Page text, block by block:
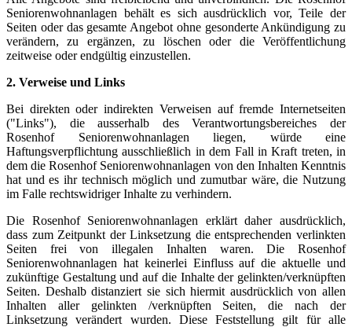
Seniorenwohnanlagen behält es sich ausdrücklich vor, Teile der
Seiten oder das gesamte Angebot ohne gesonderte Ankündigung zu
verändern, zu ergänzen, zu löschen oder die Veröffentlichung
zeitweise oder endgültig einzustellen.
2. Verweise und Links
Bei direkten oder indirekten Verweisen auf fremde Internetseiten
("Links"), die ausserhalb des Verantwortungsbereiches der
Rosenhof Seniorenwohnanlagen liegen, würde eine
Haftungsverpflichtung ausschließlich in dem Fall in Kraft treten, in
dem die Rosenhof Seniorenwohnanlagen von den Inhalten Kenntnis
hat und es ihr technisch möglich und zumutbar wäre, die Nutzung
im Falle rechtswidriger Inhalte zu verhindern.
Die Rosenhof Seniorenwohnanlagen erklärt daher ausdrücklich,
dass zum Zeitpunkt der Linksetzung die entsprechenden verlinkten
Seiten frei von illegalen Inhalten waren. Die Rosenhof
Seniorenwohnanlagen hat keinerlei Einfluss auf die aktuelle und
zukünftige Gestaltung und auf die Inhalte der gelinkten/verknüpften
Seiten. Deshalb distanziert sie sich hiermit ausdrücklich von allen
Inhalten aller gelinkten /verknüpften Seiten, die nach der
Linksetzung verändert wurden. Diese Feststellung gilt für alle